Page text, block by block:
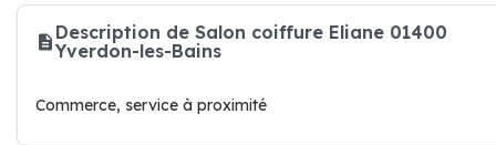
Description de Salon coiffure Eliane 01400
Yverdon-les-Bains
Commerce, service à proximité